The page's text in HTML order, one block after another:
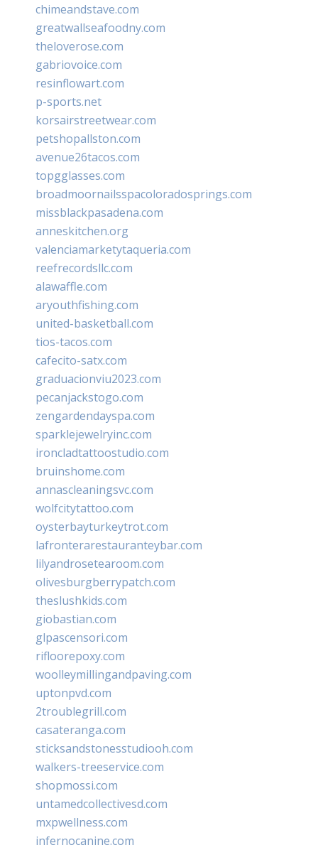
chimeandstave.com
greatwallseafoodny.com
theloverose.com
gabriovoice.com
resinflowart.com
p-sports.net
korsairstreetwear.com
petshopallston.com
avenue26tacos.com
topgglasses.com
broadmoornailsspacoloradosprings.com
missblackpasadena.com
anneskitchen.org
valenciamarketytaqueria.com
reefrecordsllc.com
alawaffle.com
aryouthfishing.com
united-basketball.com
tios-tacos.com
cafecito-satx.com
graduacionviu2023.com
pecanjackstogo.com
zengardendayspa.com
sparklejewelryinc.com
ironcladtattoostudio.com
bruinshome.com
annascleaningsvc.com
wolfcitytattoo.com
oysterbayturkeytrot.com
lafronterarestauranteybar.com
lilyandrosetearoom.com
olivesburgberrypatch.com
theslushkids.com
giobastian.com
glpascensori.com
rifloorepoxy.com
woolleymillingandpaving.com
uptonpvd.com
2troublegrill.com
casateranga.com
sticksandstonesstudiooh.com
walkers-treeservice.com
shopmossi.com
untamedcollectivesd.com
mxpwellness.com
infernocanine.com